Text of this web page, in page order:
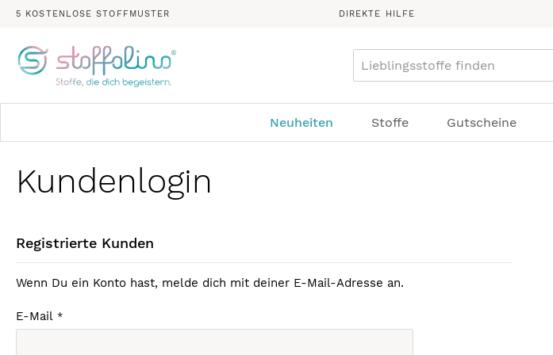
5 KOSTENLOSE STOFFMUSTER DIREKTE HILFE
Suche
Neuheiten Stoffe Gutscheine
Kundenlogin
Registrierte Kunden
Wenn Du ein Konto hast, melde dich mit deiner E-Mail-Adresse an.
E-Mail